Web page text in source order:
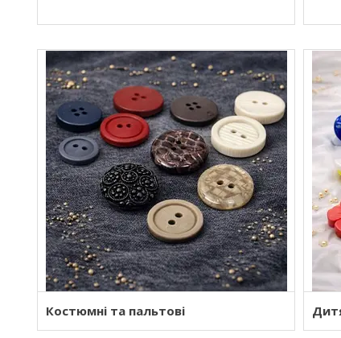
Костюмні та пальтові